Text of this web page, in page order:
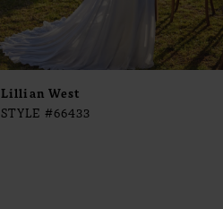
Lillian West
STYLE #66433